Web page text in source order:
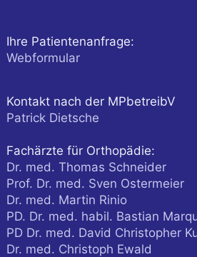
Ihre Patientenanfrage:
Webformular
Kontakt nach der MPbetreibV
Patrick Dietsche
Fachärzte für Orthopädie:
Dr. med. Thomas Schneider
Prof. Dr. med. Sven Ostermeier
Dr. med. Martin Rinio
PD. Dr. med. habil. Bastian
PD Dr. med. David Christopher
Dr. med. Christoph Ewald